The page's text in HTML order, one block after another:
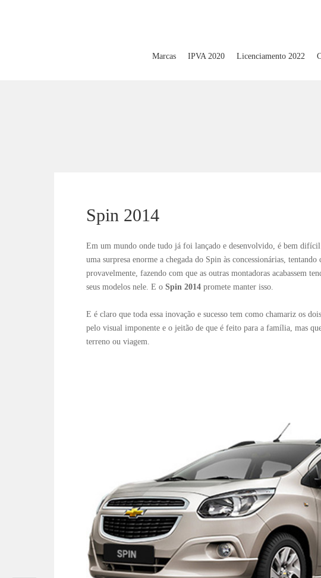
Marcas IPVA 2020 Licenciamento 2022
Spin 2014
Em um mundo onde tudo já foi lançado e desenvolvido, é bem
uma surpresa enorme a chegada do Spin às concessionárias,
provavelmente, fazendo com que as outras montadoras acabassem
seus modelos nele. E o Spin 2014promete manter isso.
E é claro que toda essa inovação e sucesso tem como chamariz os
pelo visual imponente e o jeitão de que é feito para a família, mas
terreno ou viagem.